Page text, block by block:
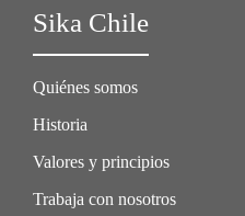
Sika Chile
Quiénes somos
Historia
Valores y principios
Trabaja con nosotros